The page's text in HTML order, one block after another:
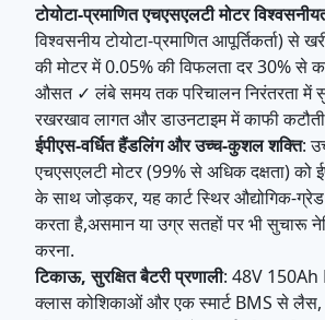
चार्ज का
समय
सात से नौ
बजे
ईंधन का
प्रकार
विद्युत
रंग
अनुकूलन
समर्थन करें
बैटरी
मोटर
5 किलोवाट
का एसी
नियंत्रक
4 व्यक्ति
टोयोटा-प्रमाणित एचएसएलटी मोटर
विश्वसनीय टोयोटा-प्रमाणित आपूर्तिकर्ता) से
की मोटर में 0.05% की विफलता दर 30% से
औसत ✓ लंबे समय तक परिचालन निरंतरता में
रखरखाव लागत और डाउनटाइम में काफी
ईपीएस-वर्धित हैंडलिंग और उच्च-कुशल शक्ति:
एचएसएलटी मोटर (99% से अधिक दक्षता) को
के साथ जोड़कर, यह कार्ट स्थिर औद्योगिक-ग्रेड
करता है,असमान या उग्र सतहों पर भी सुचारू
करना.
टिकाऊ, सुरक्षित बैटरी प्रणाली: 48V 150Ah
क्लास कोशिकाओं और एक स्मार्ट BMS से लैस,